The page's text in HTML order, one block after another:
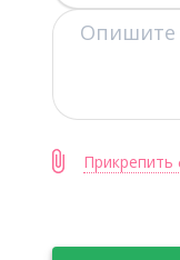
Прикрепить